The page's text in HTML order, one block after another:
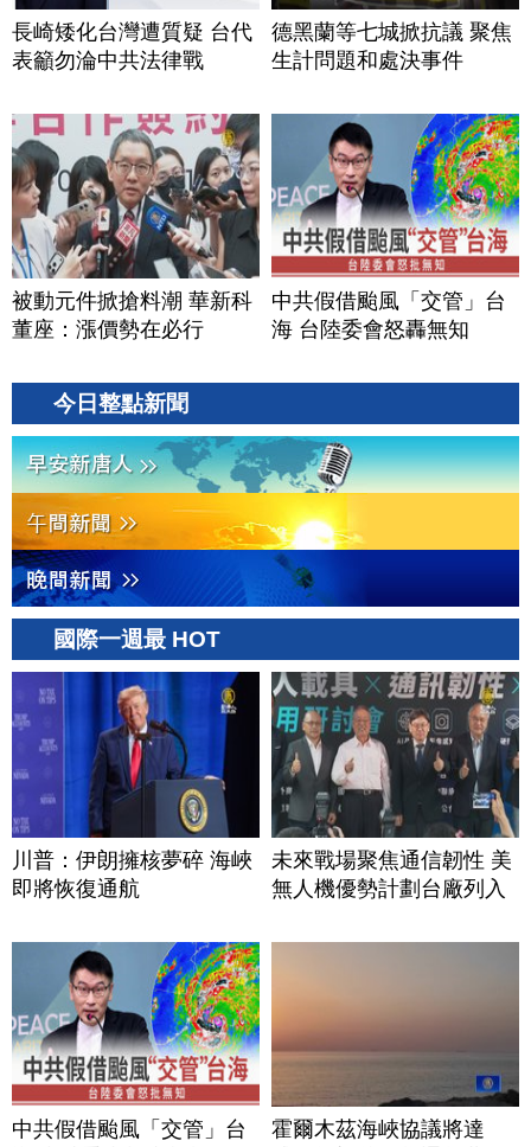
長崎矮化台灣遭質疑 台代
表籲勿淪中共法律戰
德黑蘭等七城掀抗議 聚焦
生計問題和處決事件
被動元件掀搶料潮 華新科
董座：漲價勢在必行
中共假借颱風「交管」台
海 台陸委會怒轟無知
今日整點新聞
國際一週最 HOT
川普：伊朗擁核夢碎 海峽
即將恢復通航
未來戰場聚焦通信韌性 美
無人機優勢計劃台廠列入
中共假借颱風「交管」台
霍爾木茲海峽協議將達